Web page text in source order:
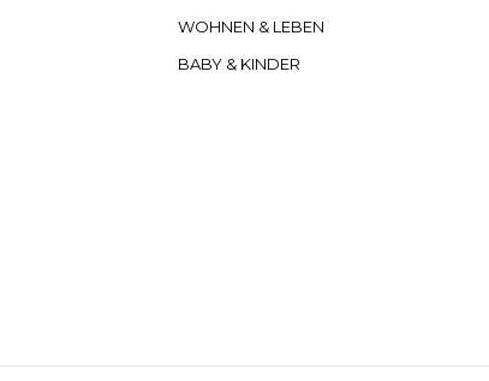
WOHNEN & LEBEN
BABY & KINDER